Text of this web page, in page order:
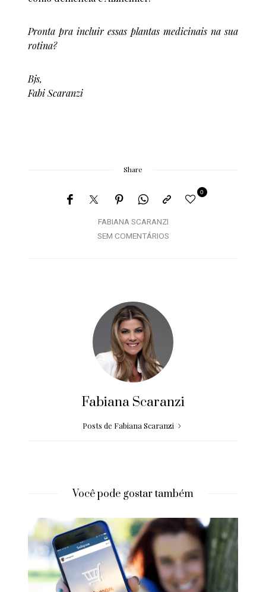
Pronta pra incluir essas plantas medicinais na sua
rotina?
Bjs,
Fabi Scaranzi
Share
FABIANA SCARANZI
0
SEM COMENTÁRIOS
Fabiana Scaranzi
Posts de Fabiana Scaranzi
Você pode gostar também